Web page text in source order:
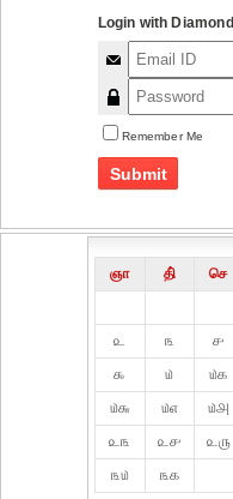
Login with
Remember Me
ஞா தி் செ
௨
௩ ௪
௯
௰ ௰௧
௰௬
௰௭ ௰௮
௨௩
௨௪ ௨௫
௩௰
௩௧